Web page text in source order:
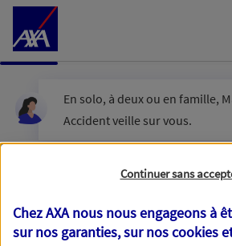
Accéder au Contenu
En solo, à deux ou en famille,
Accident veille sur vous.
Êtes-vous en couple ?
Oui
Continuer sans
Chez AXA nous nous engageons à
sur nos garanties, sur noscookies